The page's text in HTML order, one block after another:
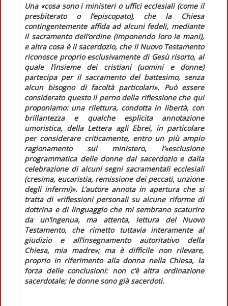
Una «cosa sono i ministeri o uffici ecclesiali (come il
presbiterato o l’episcopato), che la Chiesa
contingentemente affida ad alcuni fedeli, mediante
il sacramento dell’ordine (imponendo loro le mani),
e altra cosa è il sacerdozio, che il Nuovo Testamento
riconosce proprio esclusivamente di Gesù risorto, al
quale l’insieme dei cristiani (uomini e donne)
partecipa per il sacramento del battesimo, senza
alcun bisogno di facoltà particolari». Può essere
considerato questo il perno della riflessione che qui
proponiamo: una rilettura, condotta in libertà, con
brillantezza e qualche esplicita annotazione
umoristica, della Lettera agli Ebrei, in particolare
per considerare criticamente, entro un più ampio
ragionamento sul ministero, l’«esclusione
programmatica delle donne dal sacerdozio e dalla
celebrazione di alcuni segni sacramentali ecclesiali
(cresima, eucaristia, remissione dei peccati, unzione
degli infermi)». L’autore annota in apertura che si
tratta di «riflessioni personali su alcune riforme di
dottrina e di linguaggio che mi sembrano scaturire
da un’ingenua, ma attenta, lettura del Nuovo
Testamento, che rimetto tuttavia interamente al
giudizio e all’insegnamento autoritativo della
Chiesa, mia madre»; ma è difficile non rilevare,
proprio in riferimento alla donna nella Chiesa, la
forza delle conclusioni: non c’è altra ordinazione
sacerdotale; le donne sono già sacerdoti.